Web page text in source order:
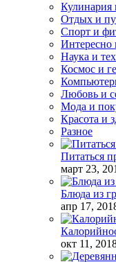
Кулинария
Отдых и
Спорт и
Интересно
Наука и
Космос и
Любовь и
Мода и
Красота и
Разное
Питаться
март 23,
Блюда из
апр 17,
окт 11,